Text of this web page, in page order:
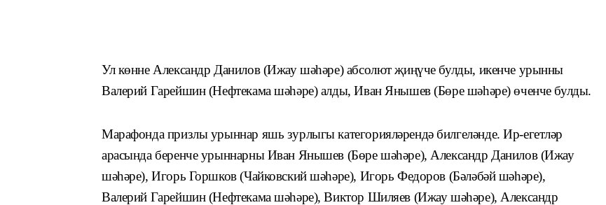
Ул көнне Александр Данилов (Ижау шәһәре) абсолют җиңүче булды, икенче урынны
Валерий Гарейшин (Нефтекама шәһәре) алды, Иван Янышев (Бөре шәһәре) өченче булды.
Марафонда призлы урыннар яшь зурлыгы категорияләрендә билгеләнде. Ир-егетләр
арасында беренче урыннарны Иван Яны­шев (Бөре шәһәре), Александр Данилов (Ижау
шәһәре), Игорь Горшков (Чайковский шәһәре), Игорь Федоров (Бәләбәй шәһәре),
Валерий Гарейшин (Нефтекама шәһәре), Виктор Шиляев (Ижау шәһәре), Александр